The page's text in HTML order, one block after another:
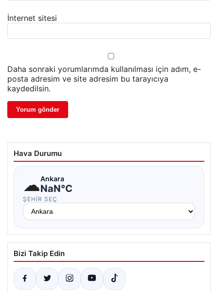
İnternet sitesi
Daha sonraki yorumlarımda kullanılması için adım, e-
posta adresim ve site adresim bu tarayıcıya
kaydedilsin.
Hava Durumu
☁Ankara
NaN°C
ŞEHIR SEÇ
Bizi Takip Edin